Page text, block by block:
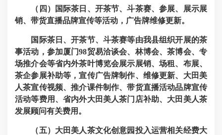
（四）国际茶日、开茶节、斗茶赛、参展、展示展
销、带货直播品牌宣传等活动，广告牌维修更新。
国际茶日、开茶节、斗茶赛等由我县组织开展的茶
事活动，参加厦门98贸易洽谈会、林博会、茶博会、专
场推介会等省内外茶叶博览会展示展销、场租、布展、
茶企参展补助等，宣传广告牌制作、维修更新、大田美
人茶宣传视频、推介课件制作、带货直播活动品牌宣传
活动等费用、省内外大田美人茶门店补助、大田美人茶
发展顾问有关费用。
（五）大田美人茶文化创意园投入运营相关经费大